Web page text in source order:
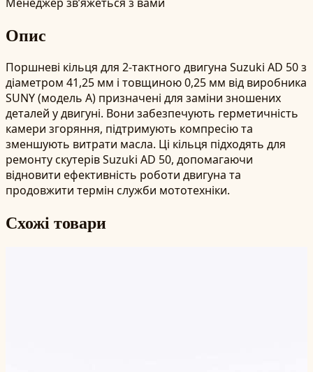
Опис
Поршневі кільця для 2-тактного двигуна Suzuki AD 50 з
діаметром 41,25 мм і товщиною 0,25 мм від виробника
SUNY (модель A) призначені для заміни зношених
деталей у двигуні. Вони забезпечують герметичність
камери згоряння, підтримують компресію та
зменшують витрати масла. Ці кільця підходять для
ремонту скутерів Suzuki AD 50, допомагаючи
відновити ефективність роботи двигуна та
продовжити термін служби мототехніки.
Схожі товари